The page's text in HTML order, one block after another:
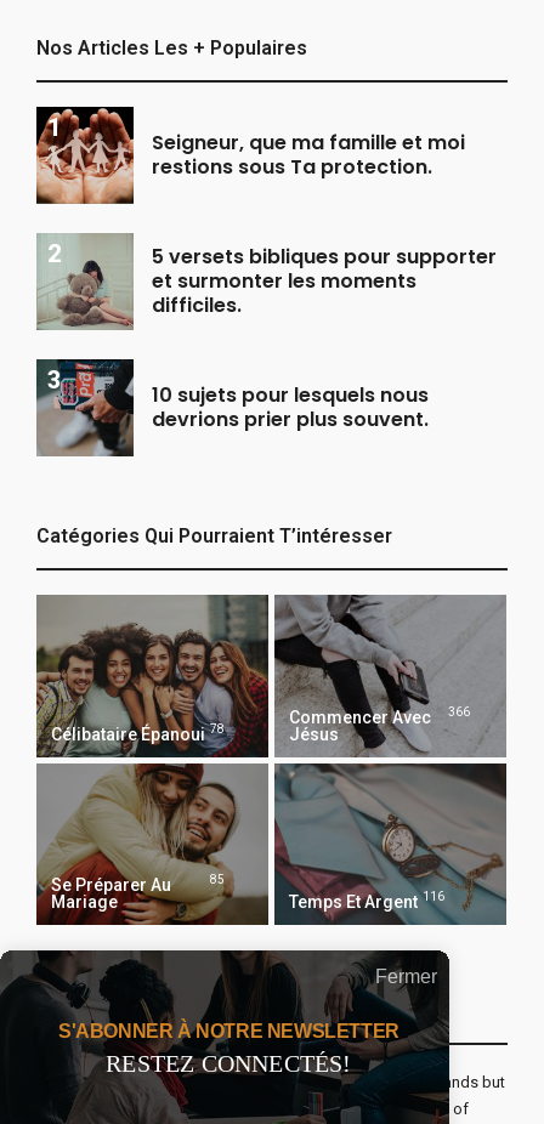
Nos Articles Les + Populaires
Seigneur, que ma famille et moi
restions sous Ta protection.
5 versets bibliques pour supporter
et surmonter les moments
difficiles.
10 sujets pour lesquels nous
devrions prier plus souvent.
Catégories Qui Pourraient T’intéresser
Célibataire Épanoui 78
Commencer Avec
Jésus
366
Se Préparer Au
Mariage
85
Temps Et Argent 116
Recevoir Notre Newsletter Chaque Matin
The real voyage of discovery consists not in seeking new lands but
seeing with new eyes. All journeys have secret destinations of
Fermer
S'ABONNER À NOTRE NEWSLETTER
RESTEZ CONNECTÉS!